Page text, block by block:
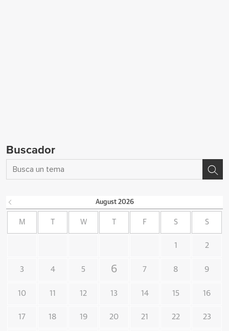
Buscador
August 2026
M W F S S
1 2
3 4 5 6 7 8 9
10 11 12 13 14 15 16
17 18 19 20 21 22 23